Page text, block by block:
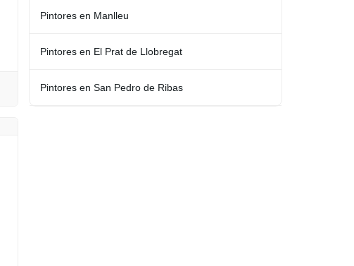
Pintores en Manlleu
Pintores en El Prat de Llobregat
Pintores en San Pedro de Ribas